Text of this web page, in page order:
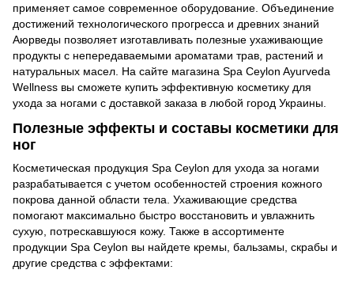
применяет самое современное оборудование. Объединение
достижений технологического прогресса и древних знаний
Аюрведы позволяет изготавливать полезные ухаживающие
продукты с непередаваемыми ароматами трав, растений и
натуральных масел. На сайте магазина Spa Ceylon Ayurveda
Wellness вы сможете купить эффективную косметику для
ухода за ногами с доставкой заказа в любой город Украины.
Полезные эффекты и составы косметики для
ног
Косметическая продукция Spa Ceylon для ухода за ногами
разрабатывается с учетом особенностей строения кожного
покрова данной области тела. Ухаживающие средства
помогают максимально быстро восстановить и увлажнить
сухую, потрескавшуюся кожу. Также в ассортименте
продукции Spa Ceylon вы найдете кремы, бальзамы, скрабы и
другие средства с эффектами: